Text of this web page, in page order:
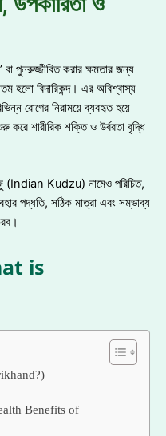
বা পুনরুজ্জীবিত করার ক্ষমতার জন্য
হলো বিদারিকন্দ। এর অবিশ্বাস্য
রোগের নিরাময়ে ব্যবহৃত হয়ে
শারীরিক শক্তি ও উর্বরতা বৃদ্ধি
(Indian Kudzu) নামেও পরিচিত,
পদ্ধতি, সঠিক মাত্রা এবং সম্ভাব্য
is
(Health Benefits of